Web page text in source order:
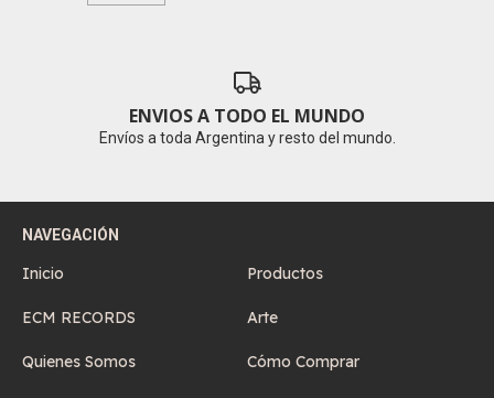
ENVIOS A TODO EL MUNDO
Envíos a toda Argentina y resto del mundo.
NAVEGACIÓN
Inicio Productos
ECM RECORDS Arte
Quienes Somos Cómo Comprar